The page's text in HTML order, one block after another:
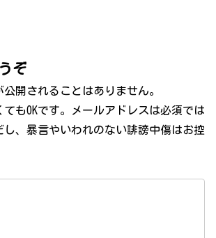
ぞ
開されることはありません。
もOKです。メールアドレスは必須では
し、暴言やいわれのない誹謗中傷はお控